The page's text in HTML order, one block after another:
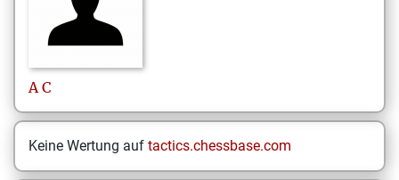
A C
Keine Wertung auf tactics.chessbase.com